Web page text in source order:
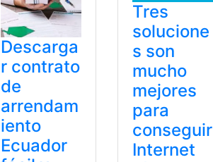
Descarga
r contrato
de
arrendam
iento
Ecuador
Tres
solucione
s son
mucho
mejores
para
conseguir
Internet